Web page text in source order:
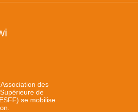
des
de
se mobilise